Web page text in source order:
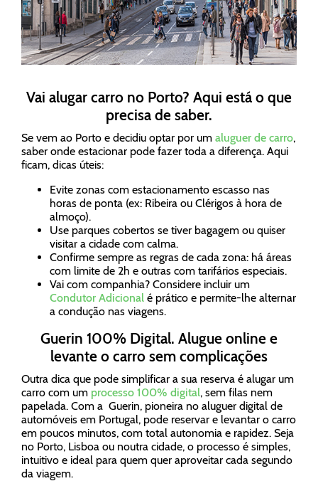
Vai alugar carro no Porto? Aqui está o que
precisa de saber.
Se vem ao Porto e decidiu optar por um aluguer de carro,
saber onde estacionar pode fazer toda a diferença. Aqui
ficam, dicas úteis:
Evite zonas com estacionamento escasso nas
horas de ponta (ex: Ribeira ou Clérigos à hora de
almoço).
Use parques cobertos se tiver bagagem ou quiser
visitar a cidade com calma.
Confirme sempre as regras de cada zona: há áreas
com limite de 2h e outras com tarifários especiais.
Vai com companhia? Considere incluir um
Condutor Adicional é prático e permite-lhe alternar
a condução nas viagens.
Guerin 100% Digital. Alugue online e
levante o carro sem complicações
Outra dica que pode simplificar a sua reserva é alugar um
carro com um processo 100% digital, sem filas nem
papelada. Com a Guerin, pioneira no aluguer digital de
automóveis em Portugal, pode reservar e levantar o carro
em poucos minutos, com total autonomia e rapidez. Seja
no Porto, Lisboa ou noutra cidade, o processo é simples,
intuitivo e ideal para quem quer aproveitar cada segundo
da viagem.